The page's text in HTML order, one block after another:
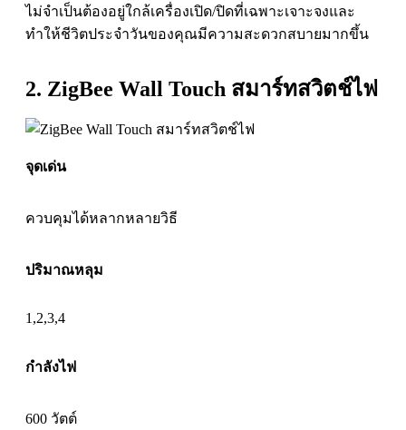
ไม่จำเป็นต้องอยู่ใกล้เครื่องเปิด/ปิดที่เฉพาะเจาะจงและ
ทำให้ชีวิตประจำวันของคุณมีความสะดวกสบายมากขึ้น
2. ZigBee Wall Touch สมาร์ทสวิตช์ไฟ
จุดเด่น
ควบคุมได้หลากหลายวิธี
ปริมาณหลุม
1,2,3,4
กำลังไฟ
600 วัตต์